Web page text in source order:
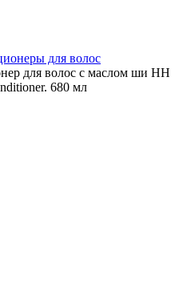
для волос
для волос с маслом ши HH
680 мл